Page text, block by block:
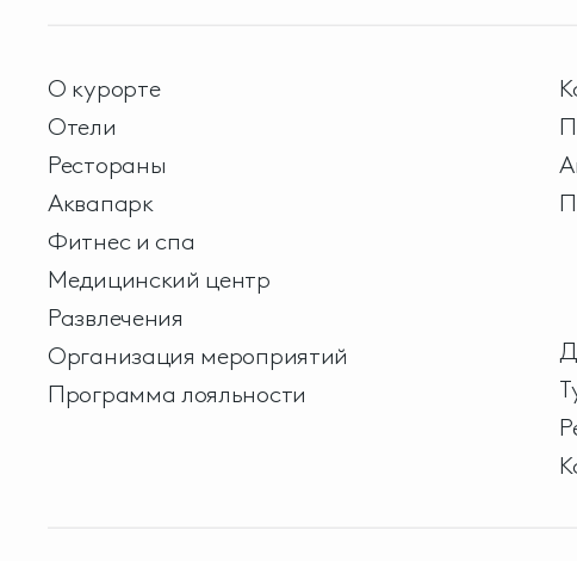
О курорте
Отели
Рестораны
Аквапарк
Фитнес и спа
Медицинский центр
Развлечения
Организация мероприятий
Программа лояльности